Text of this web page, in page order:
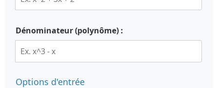
Dénominateur (polynôme) :
Options d'entrée